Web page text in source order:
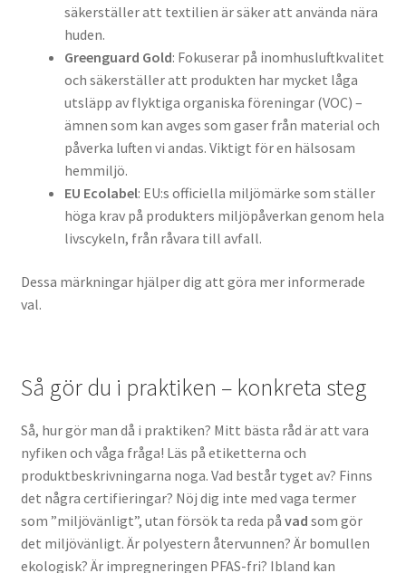
säkerställer att textilien är säker att använda nära
huden.
Greenguard Gold: Fokuserar på inomhusluftkvalitet
och säkerställer att produkten har mycket låga
utsläpp av flyktiga organiska föreningar (VOC) –
ämnen som kan avges som gaser från material och
påverka luften vi andas. Viktigt för en hälsosam
hemmiljö.
EU Ecolabel: EU:s officiella miljömärke som ställer
höga krav på produkters miljöpåverkan genom hela
livscykeln, från råvara till avfall.
Dessa märkningar hjälper dig att göra mer informerade
val.
Så gör du i praktiken – konkreta steg
Så, hur gör man då i praktiken? Mitt bästa råd är att vara
nyfiken och våga fråga! Läs på etiketterna och
produktbeskrivningarna noga. Vad består tyget av? Finns
det några certifieringar? Nöj dig inte med vaga termer
som ”miljövänligt”, utan försök ta reda på vad som gör
det miljövänligt. Är polyestern återvunnen? Är bomullen
ekologisk? Är impregneringen PFAS-fri? Ibland kan